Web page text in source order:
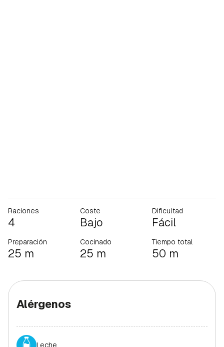
Raciones
4
Coste
Bajo
Dificultad
Fácil
Preparación
25 m
Cocinado
25 m
Tiempo total
50 m
Alérgenos
Leche